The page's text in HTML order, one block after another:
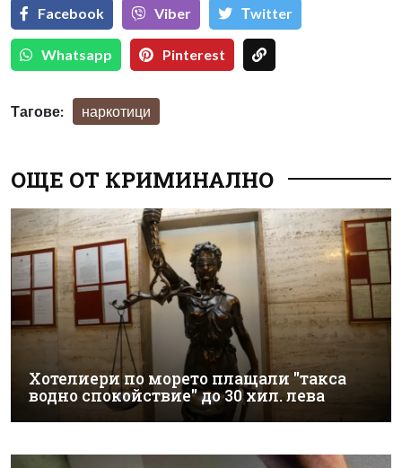
Facebook Viber Тwitter
Whatsapp Pinterest
Тагове: наркотици
ОЩЕ ОТ КРИМИНАЛНО
Хотелиери по морето плащали "такса
водно спокойствие" до 30 хил. лева